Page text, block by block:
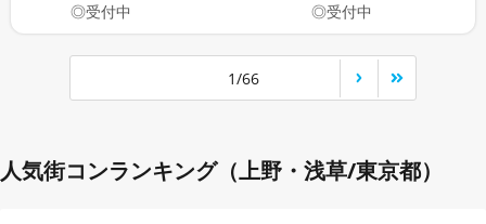
◎受付中
◎受付中
1/66
人気街コンランキング（上野・浅草/東京都）